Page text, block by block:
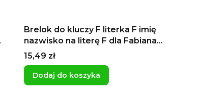
Brelok do kluczy F literka F imię
nazwisko na literę F dla Fabiana
dla Filipa
Cena
15,49 zł
Dodaj do koszyka